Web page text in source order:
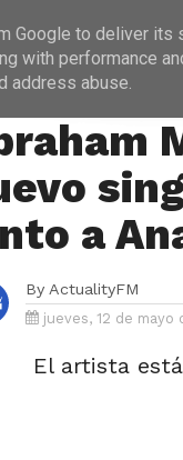
NOTICIAS
a
By ActualityFM
jueves, 12 de mayo
El artista
Google to deliver its
with performance
address abuse.